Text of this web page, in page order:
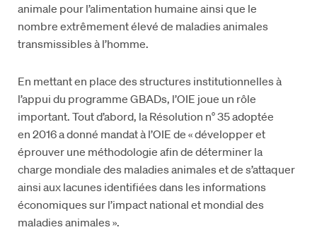
animale pour l’alimentation humaine ainsi que le
nombre extrêmement élevé de maladies animales
transmissibles à l’homme.
En mettant en place des structures institutionnelles à
l’appui du programme GBADs, l’OIE joue un rôle
important. Tout d’abord, la Résolution n° 35 adoptée
en 2016 a donné mandat à l’OIE de « développer et
éprouver une méthodologie afin de déterminer la
charge mondiale des maladies animales et de s’attaquer
ainsi aux lacunes identifiées dans les informations
économiques sur l’impact national et mondial des
maladies animales ».